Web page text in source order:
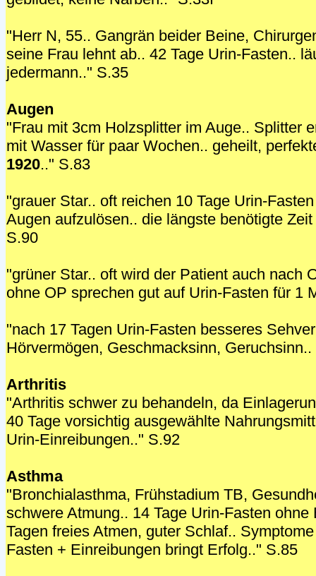
"Herr N, 55.. Gangrän beider Beine,
seine Frau lehnt ab.. 42 Tage Urin-Fasten..
jedermann.." S.35
Augen
"Frau mit 3cm Holzsplitter im Auge.. Splitter
mit Wasser für paar Wochen.. geheilt,
1920.." S.83
"grauer Star.. oft reichen 10 Tage Urin-
Augen aufzulösen.. die längste benötigte
S.90
"grüner Star.. oft wird der Patient auch nach
ohne OP sprechen gut auf Urin-Fasten für 1
"nach 17 Tagen Urin-Fasten besseres
Hörvermögen, Geschmacksinn, Geruchsinn..
Arthritis
"Arthritis schwer zu behandeln, da
40 Tage vorsichtig ausgewählte
Urin-Einreibungen.." S.92
Asthma
"Bronchialasthma, Frühstadium TB,
schwere Atmung.. 14 Tage Urin-Fasten
Tagen freies Atmen, guter Schlaf..
Fasten + Einreibungen bringt Erfolg.." S.85